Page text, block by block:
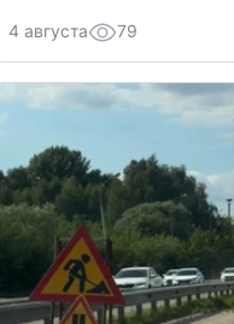
4 августа 79